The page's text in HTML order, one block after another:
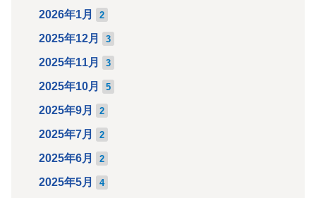
2026年1月 2
2025年12月 3
2025年11月 3
2025年10月 5
2025年9月 2
2025年7月 2
2025年6月 2
2025年5月 4